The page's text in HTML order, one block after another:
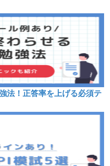
法！正答率を上げる必須テ